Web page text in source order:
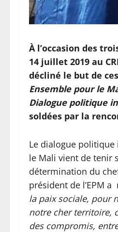
À l’occasion des
14 juillet 2019 au
décliné le but de
Ensemble pour le
Dialogue politique
soldées par la
Le dialogue
le Mali vient de tenir
détermination du
président de l’EPM
la paix sociale, pour
notre cher territoire,
des compromis,